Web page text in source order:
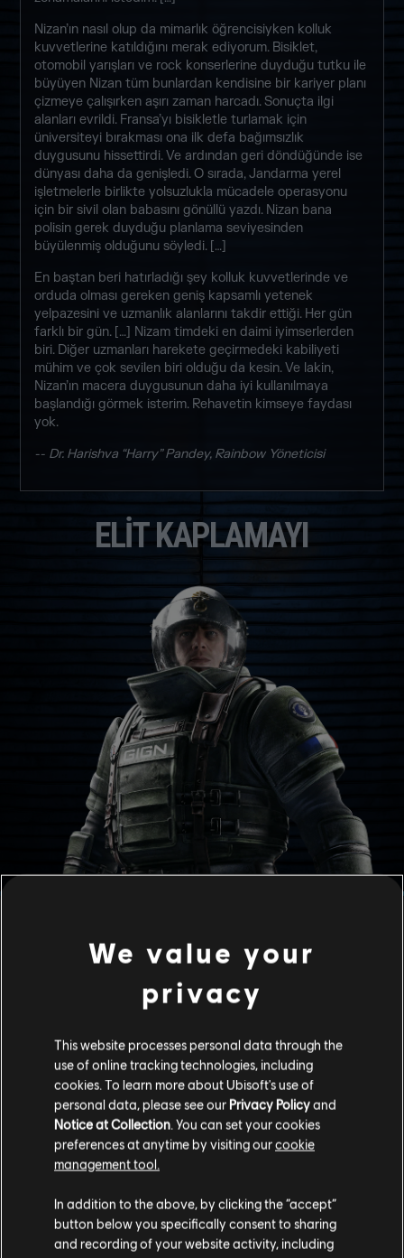
Nizan’ın nasıl olup da mimarlık öğrencisiyken kolluk
kuvvetlerine katıldığını merak ediyorum. Bisiklet,
otomobil yarışları ve rock konserlerine duyduğu tutku ile
büyüyen Nizan tüm bunlardan kendisine bir kariyer planı
çizmeye çalışırken aşırı zaman harcadı. Sonuçta ilgi
alanları evrildi. Fransa’yı bisikletle turlamak için
üniversiteyi bırakması ona ilk defa bağımsızlık
duygusunu hissettirdi. Ve ardından geri döndüğünde ise
dünyası daha da genişledi. O sırada, Jandarma yerel
işletmelerle birlikte yolsuzlukla mücadele operasyonu
için bir sivil olan babasını gönüllü yazdı. Nizan bana
polisin gerek duyduğu planlama seviyesinden
büyülenmiş olduğunu söyledi. […]
En baştan beri hatırladığı şey kolluk kuvvetlerinde ve
orduda olması gereken geniş kapsamlı yetenek
yelpazesini ve uzmanlık alanlarını takdir ettiği. Her gün
farklı bir gün. […] Nizam timdeki en daimi iyimserlerden
biri. Diğer uzmanları harekete geçirmedeki kabiliyeti
mühim ve çok sevilen biri olduğu da kesin. Ve lakin,
Nizan’ın macera duygusunun daha iyi kullanılmaya
başlandığı görmek isterim. Rehavetin kimseye faydası
yok.
-- Dr. Harishva “Harry” Pandey, Rainbow Yöneticisi
ELIT KAPLAMAYI
OYNANIŞ İPUÇLARI
MERMILERE VE PATLAMALARA
We value your
privacy
This website processes personal data through the
use of online tracking technologies, including
cookies. To learn more about Ubisoft's use of
personal data, please see our Privacy Policyand
Notice at Collection. You can set your cookies
preferences at anytime by visiting ourcookie
management tool.
In addition to the above, by clicking the “accept”
button below you specifically consent to sharing
and recording of your website activity, including